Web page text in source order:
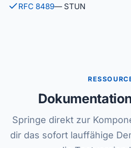
RFC 8489— STUN
Springe direkt zur
dir das sofort lauffähige